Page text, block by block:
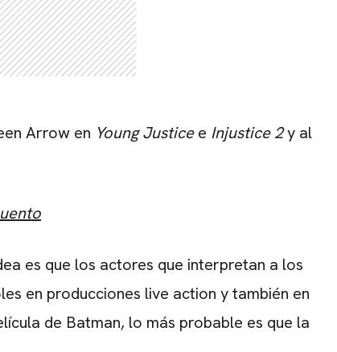
Arrow en Young Justicee Injustice 2y al
es que los actores que interpretan a los
en producciones live action y también en
de Batman, lo más probable es que la